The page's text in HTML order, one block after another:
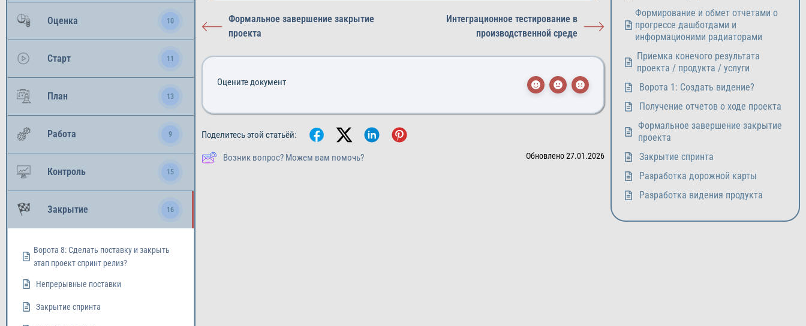
Оценка 10
Старт 11
План 13
Работа 9
Контроль 15
Закрытие 16
Ворота 8: Сделать поставку и закрыть
этап проект спринт релиз?
Непрерывные поставки
Закрытие спринта
Формальное завершение закрытие
проекта
Интеграционное тестирование в
производственной среде
Оцените документ
Поделитесь этой статьёй:
Возник вопрос? Можем вам помочь? Обновлено 27.01.2026
Формирование и обмет отчетами о
прогрессе дашботдами и
информационими радиаторами
Приемка конечого результата
проекта / продукта / услуги
Ворота 1: Создать видение?
Получение отчетов о ходе проекта
Формальное завершение закрытие
проекта
Закрытие спринта
Разработка дорожной карты
Разработка видения продукта